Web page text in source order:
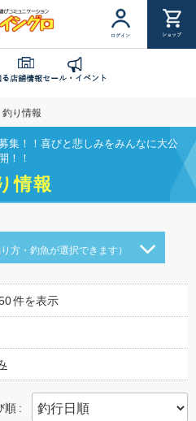
ログイン ショップ
店舗情報セール・イベント
釣り情報
集！！喜びと悲しみをみんなに大公
開！！
情報
り方・釣魚が選択できます）
件を表示
順